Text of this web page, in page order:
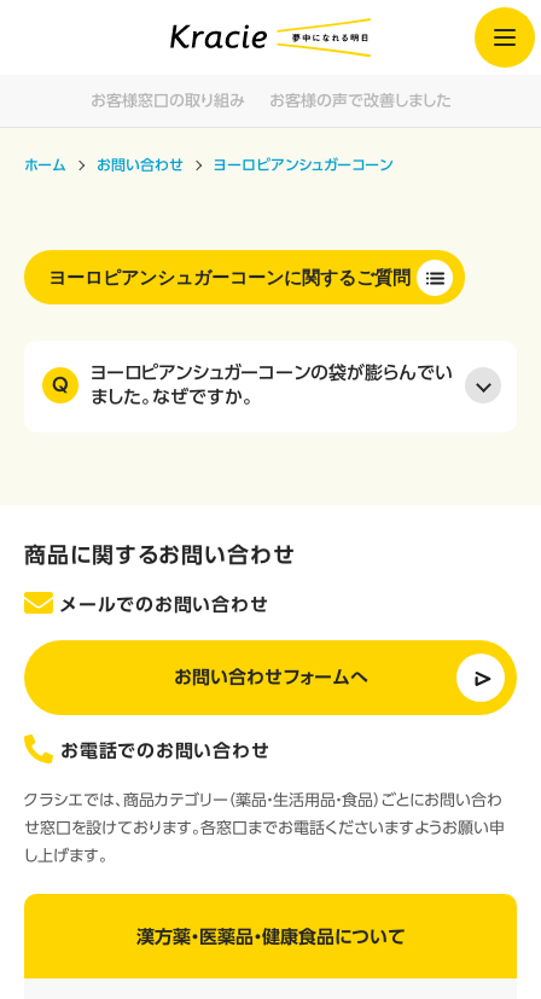
お客様窓口の取り組み お客様の声で改善しました
ホーム お問い合わせ ヨーロピアンシュガーコーン
ヨーロピアンシュガーコーンに関するご質問
Q
ヨーロピアンシュガーコーンの袋が膨らんでい
ました。なぜですか。
商品に関するお問い合わせ
メールでのお問い合わせ
お問い合わせフォームへ
お電話でのお問い合わせ
クラシエでは、商品カテゴリー（薬品・生活用品・食品）ごとにお問い合わ
せ窓口を設けております。各窓口までお電話くださいますようお願い申
し上げます。
漢方薬・医薬品・健康食品について